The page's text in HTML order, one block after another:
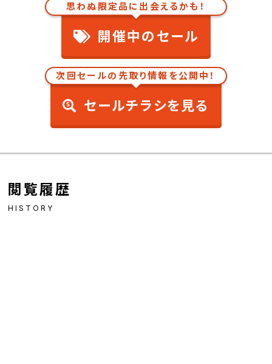
思わぬ限定品に出会えるかも！
開催中のセール
次回セールの先取り情報を公開中！
セールチラシを見る
閲覧履歴
HISTORY